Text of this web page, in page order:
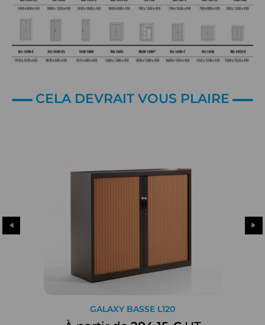
CELA DEVRAIT VOUS PLAIRE
GALAXY BASSE L120